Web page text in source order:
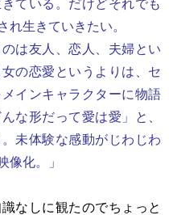
ている。だけどそれでも
れ生きていきたい。
は友人、恋人、夫婦とい
の恋愛というよりは、セ
インキャラクターに物語
な形だって愛は愛」と、
未体験な感動がじわじわ
像化。」
なしに観たのでちょっと